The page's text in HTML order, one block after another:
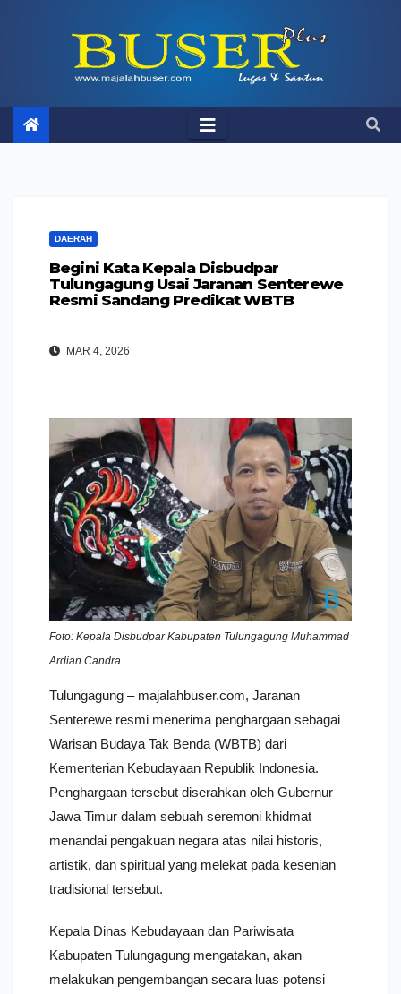
DAERAH
Begini Kata Kepala Disbudpar
Tulungagung Usai Jaranan Senterewe
Resmi Sandang Predikat WBTB
MAR 4, 2026
Foto: Kepala Disbudpar Kabupaten Tulungagung Muhammad
Ardian Candra
Tulungagung – majalahbuser.com, Jaranan
Senterewe resmi menerima penghargaan sebagai
Warisan Budaya Tak Benda (WBTB) dari
Kementerian Kebudayaan Republik Indonesia.
Penghargaan tersebut diserahkan oleh Gubernur
Jawa Timur dalam sebuah seremoni khidmat
menandai pengakuan negara atas nilai historis,
artistik, dan spiritual yang melekat pada kesenian
tradisional tersebut.
Kepala Dinas Kebudayaan dan Pariwisata
Kabupaten Tulungagung mengatakan, akan
melakukan pengembangan secara luas potensi